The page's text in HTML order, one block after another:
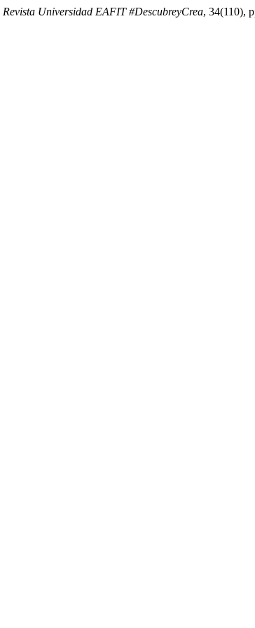
Revista Universidad EAFIT #DescubreyCrea, 34(110),